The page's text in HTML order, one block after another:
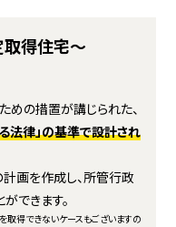
得住宅～
の措置が講じられた、
法律」の基準で設計され
画を作成し、所管行政
できます。
取得できないケースもございますの